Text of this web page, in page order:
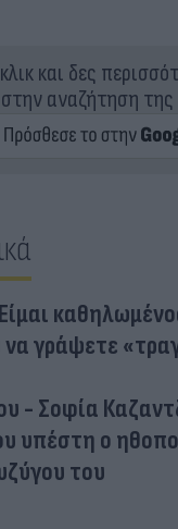
και δες
στην αναζήτηση της
γράψετε
- Σοφία
υπέστη ο
του